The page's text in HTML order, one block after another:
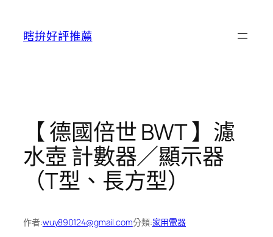
瞎拚好評推薦
【 德國倍世 BWT 】濾
水壺 計數器／顯示器
（T型、長方型）
作者:wuy890124@gmail.com分類:家用電器